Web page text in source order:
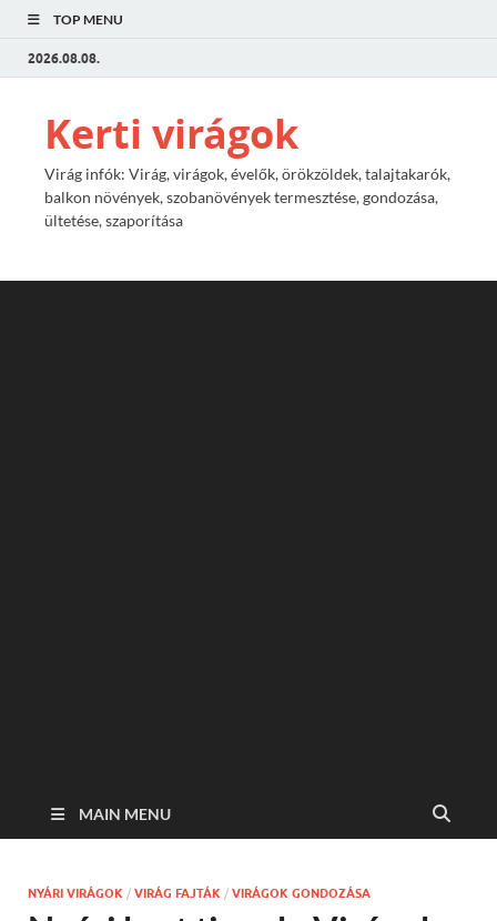
TOP MENU
2026.08.08.
Kerti virágok
Virág infók: Virág, virágok, évelők, örökzöldek, talajtakarók,
balkon növények, szobanövények termesztése, gondozása,
ültetése, szaporítása
MAIN MENU
NYÁRI VIRÁGOK / VIRÁG FAJTÁK / VIRÁGOK GONDOZÁSA